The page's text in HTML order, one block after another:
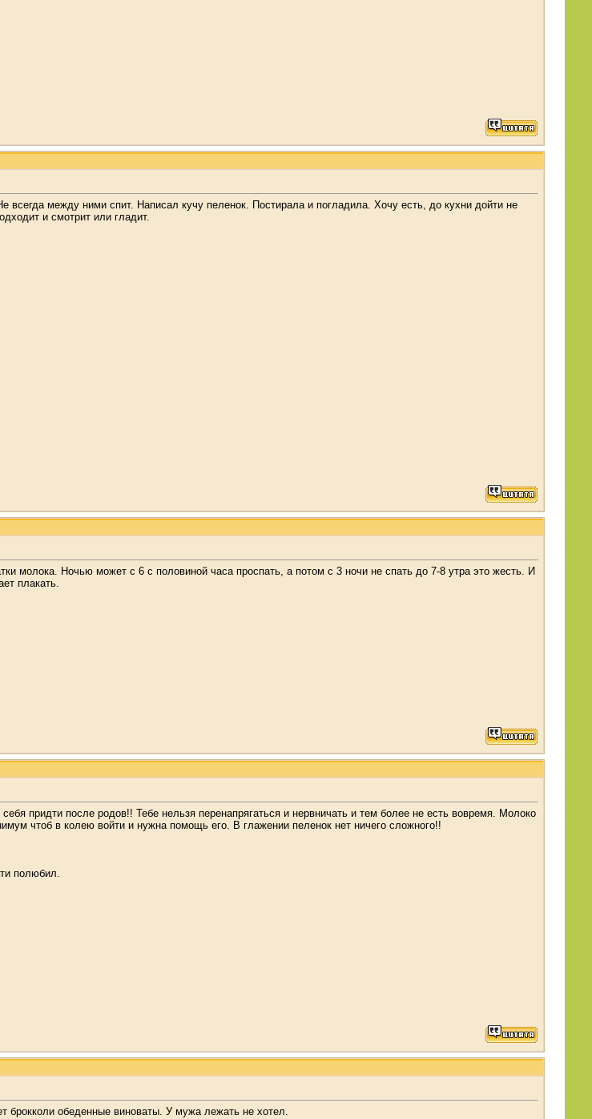
всегда между ними спит. Написал кучу пеленок. Постирала и погладила. Хочу есть, до кухни дойти не
и смотрит или гладит.
молока. Ночью может с 6 с половиной часа проспать, а потом с 3 ночи не спать до 7-8 утра это жесть. И
плакать.
придти после родов!! Тебе нельзя перенапрягаться и нервничать и тем более не есть вовремя. Молоко
чтоб в колею войти и нужна помощь его. В глажении пеленок нет ничего сложного!!
полюбил.
брокколи обеденные виноваты. У мужа лежать не хотел.